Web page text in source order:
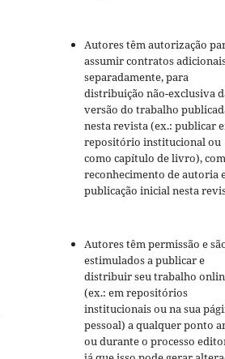
Autores têm autorização
assumir contratos
separadamente, para
distribuição não-exclusiva
versão do trabalho
nesta revista (ex.: publicar
repositório institucional ou
como capítulo de livro), com
reconhecimento de autoria
publicação inicial nesta
Autores têm permissão e
estimulados a publicar e
distribuir seu trabalho
(ex.: em repositórios
institucionais ou na sua
pessoal) a qualquer ponto
ou durante o processo